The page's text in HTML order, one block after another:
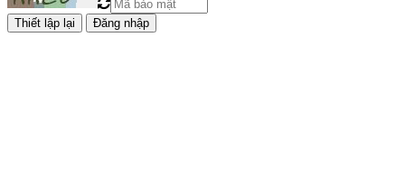
Đăng nhập